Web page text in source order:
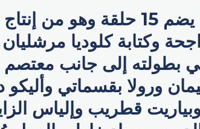
"مش مهم الإسم" يضم 15 حلقة
وكتابة كلوديا
بطولته إلى جانب معتصم
ورولا بقسماتي وأليكو
قطريب وإلياس